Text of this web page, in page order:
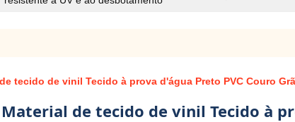
tecido de vinil Tecido à prova d'água Preto PVC Couro
de tecido de vinil Tecido à